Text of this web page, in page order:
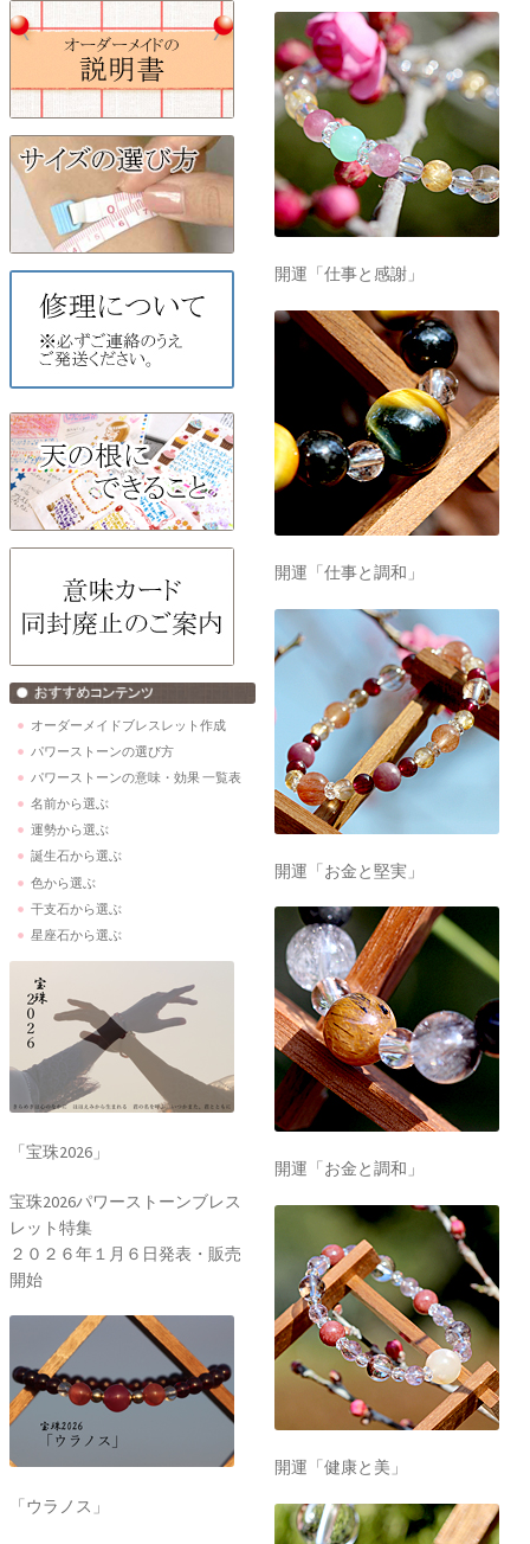
オーダーメイドブレスレット作成
パワーストーンの選び方
パワーストーンの意味・効果 一覧表
名前から選ぶ
運勢から選ぶ
誕生石から選ぶ
色から選ぶ
干支石から選ぶ
星座石から選ぶ
「宝珠2026」
宝珠2026パワーストーンブレス
レット特集
２０２６年１月６日発表・販売
開始
「ウラノス」
開運「仕事と感謝」
開運「仕事と調和」
開運「お金と堅実」
開運「お金と調和」
開運「健康と美」